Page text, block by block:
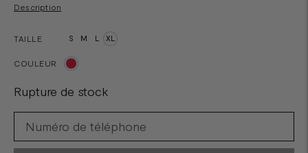
Description
TAILLE S M L XL
COULEUR
Rupture de stock